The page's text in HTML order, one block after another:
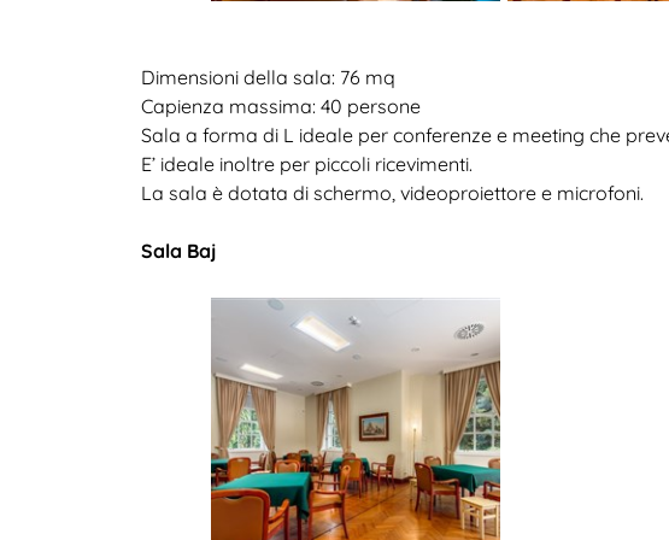
Dimensioni della sala: 76 mq
Capienza massima: 40 persone
Sala a forma di L ideale per conferenze e meeting che
E’ ideale inoltre per piccoli ricevimenti.
La sala è dotata di schermo, videoproiettore e microfoni.
Sala Baj